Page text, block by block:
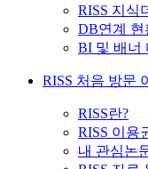
RISS 지식
DB연계 현
BI 및 배너
RISS 처음 방문
RISS란?
RISS 이용
내 관심논